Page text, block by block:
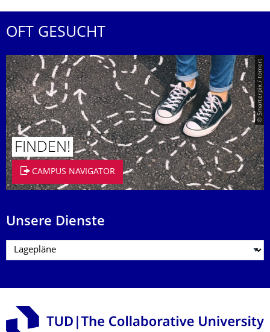
OFT GESUCHT
© Smarterpix / tomert
FINDEN!
CAMPUS NAVIGATOR
Unsere Dienste